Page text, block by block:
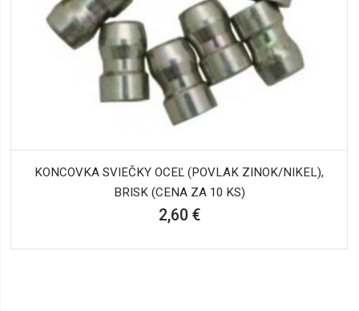
KONCOVKA SVIEČKY OCEĽ (POVLAK ZINOK/NIKEL),
BRISK (CENA ZA 10 KS)
2,60 €